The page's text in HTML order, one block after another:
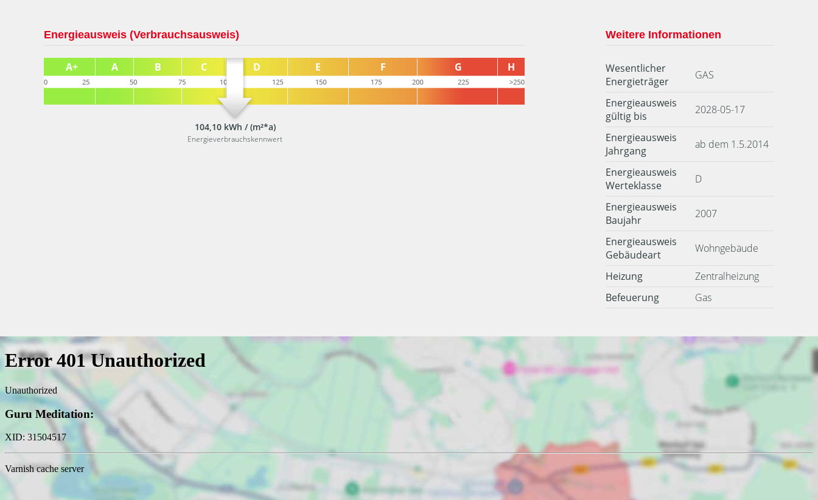
Energieausweis (Verbrauchsausweis)
104,10 kWh / (m²*a)
Energieverbrauchskennwert
Weitere Informationen
Wesentlicher
Energieträger
GAS
Energieausweis
gültig bis
2028-05-17
Energieausweis
Jahrgang
ab dem 1.5.2014
Energieausweis
Werteklasse
D
Energieausweis
Baujahr
2007
Energieausweis
Gebäudeart
Wohngebäude
Heizung
Zentralheizung
Befeuerung
Gas